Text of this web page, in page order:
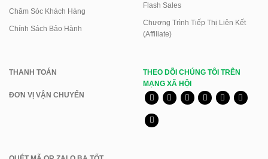
Chăm Sóc Khách Hàng
Chính Sách Bảo Hành
Flash Sales
Chương Trình Tiếp Thị Liên Kết
(Affiliate)
THANH TOÁN
ĐƠN VỊ VẬN CHUYỂN
THEO DÕI CHÚNG TÔI TRÊN
MẠNG XÃ HỘI